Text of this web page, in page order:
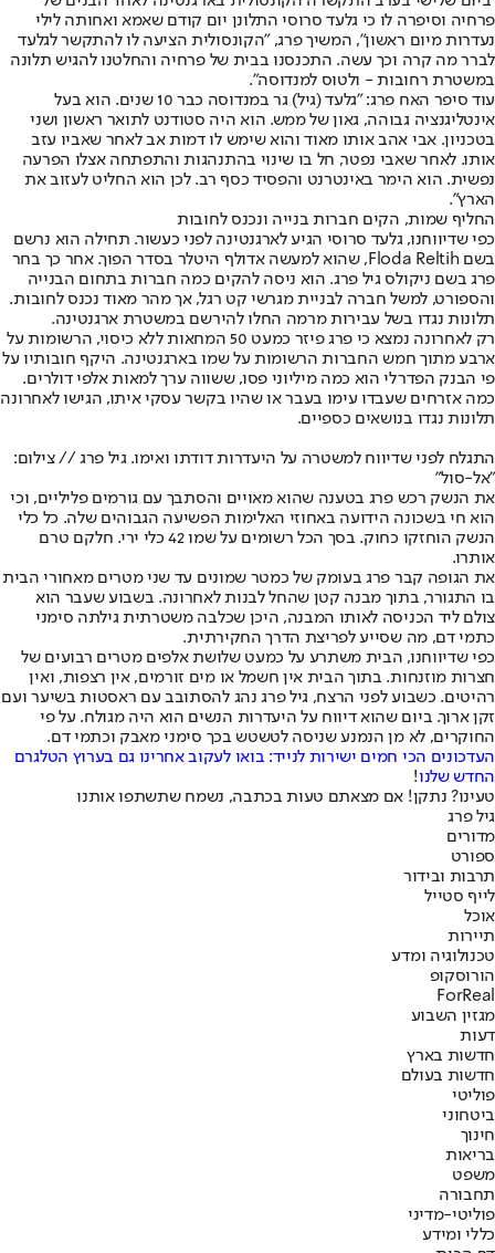
פרחיה וסיפרה לו כי גלעד סרוסי התלונן יום קודם שאמא ואחותה לילי
נעדרות מיום ראשון", המשיך פרג, "הקונסולית הציעה לו להתקשר לגלעד
לברר מה קרה וכך עשה. התכנסנו בבית של פרחיה והחלטנו להגיש תלונה
במשטרת רחובות - ולטוס למנדוסה".
עוד סיפר האח פרג: "גלעד (גיל) גר במנדוסה כבר 10 שנים. הוא בעל
אינטליגנציה גבוהה, גאון של ממש. הוא היה סטודנט לתואר ראשון ושני
בטכניון. אבי אהב אותו מאוד והוא שימש לו דמות אב לאחר שאביו עזב
אותו. לאחר שאבי נפטר, חל בו שינוי בהתנהגות והתפתחה אצלו הפרעה
נפשית. הוא הימר באינטרנט והפסיד כסף רב. לכן הוא החליט לעזוב את
הארץ".
החליף שמות, הקים חברות בנייה ונכנס לחובות
כפי שדיווחנו, גלעד סרוסי הגיע לארגנטינה לפני כעשור. תחילה הוא נרשם
בשם Floda Reltih, שהוא למעשה אדולף היטלר בסדר הפוך. אחר כך בחר
פרג בשם ניקולס גיל פרג. הוא ניסה להקים כמה חברות בתחום הבנייה
והספורט, למשל חברה לבניית מגרשי קט רגל, אך מהר מאוד נכנס לחובות.
תלונות נגדו בשל עבירות מרמה החלו להירשם במשטרת ארגנטינה.
רק לאחרונה נמצא כי פרג פיזר כמעט 50 המחאות ללא כיסוי, הרשומות על
ארבע מתוך חמש החברות הרשומות על שמו בארגנטינה. היקף חובותיו על
פי הבנק הפדרלי הוא כמה מיליוני פסו, ששווה ערך למאות אלפי דולרים.
כמה אזרחים שעבדו עימו בעבר או שהיו בקשר עסקי איתו, הגישו לאחרונה
תלונות נגדו בנושאים כספיים.
התגלח לפני שדיווח למשטרה על היעדרות דודתו ואימו. גיל פרג // צילום:
"אל-סול"
את הנשק רכש פרג בטענה שהוא מאויים והסתבך עם גורמים פליליים, וכי
הוא חי בשכונה הידועה באחוזי האלימות הפשיעה הגבוהים שלה. כל כלי
הנשק הוחזקו כחוק. בסך הכל רשומים על שמו 42 כלי ירי. חלקם טרם
אותרו.
את הגופה קבר פרג בעומק של כמטר שמונים עד שני מטרים מאחורי הבית
בו התגורר, בתוך מבנה קטן שהחל לבנות לאחרונה. בשבוע שעבר הוא
צולם ליד הכניסה לאותו המבנה, היכן שכלבה משטרתית גילתה סימני
כתמי דם, מה שסייע לפריצת הדרך החקירתית.
כפי שדיווחנו, הבית משתרע על כמעט שלושת אלפים מטרים רבועים של
חצרות מוזנחות. בתוך הבית אין חשמל או מים זורמים, אין רצפות, ואין
רהיטים. כשבוע לפני הרצח, גיל פרג נהג להסתובב עם ראסטות בשיער ועם
זקן ארוך. ביום שהוא דיווח על היעדרות הנשים הוא היה מגולח. על פי
החוקרים, לא מן הנמנע שניסה לטשטש בכך סימני מאבק וכתמי דם.
העדכונים הכי חמים ישירות לנייד: בואו לעקוב אחרינו גם בערוץ הטלגרם
החדש שלנו!
טעינו? נתקן! אם מצאתם טעות בכתבה, נשמח שתשתפו אותנו
גיל פרג
מדורים
ספורט
תרבות ובידור
לייף סטייל
אוכל
תיירות
טכנולוגיה ומדע
הורוסקופ
ForReal
מגזין השבוע
דעות
חדשות בארץ
חדשות בעולם
פוליטי
ביטחוני
חינוך
בריאות
משפט
תחבורה
פוליטי-מדיני
כללי ומידע